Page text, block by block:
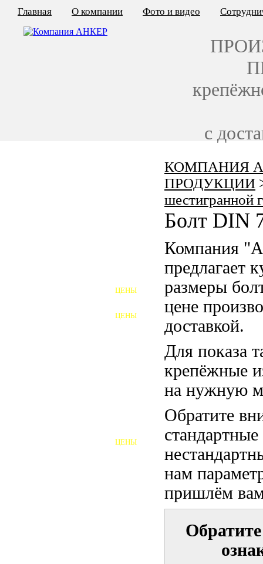
КОМПАНИЯ
ПРОДУКЦИИ
шестигранной
Болт DIN
Компания
предлагает
размеры
цене
доставкой.
Для показа
крепёжные
на нужную
Обратите
нам
пришлём
ЦЕНЫ
ЦЕНЫ
ШАЙБЫ ФУНДАМЕНТНЫЕ
ЦЕНЫ
Главная О компании Фото и видео
с